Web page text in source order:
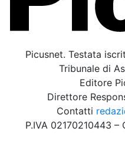
Picusnet. Testata
Tribunale di
Editore
Direttore
Contatti
P.IVA 02170210443